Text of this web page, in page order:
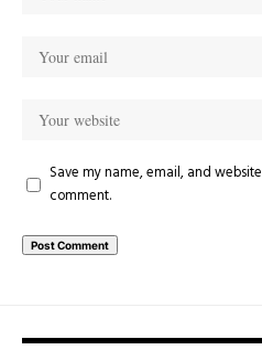
Save my name, email, and
comment.